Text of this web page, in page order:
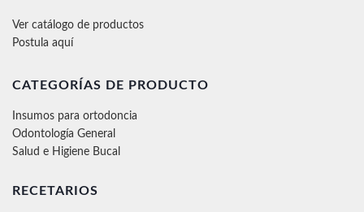
Ver catálogo de productos
Postula aquí
CATEGORÍAS DE PRODUCTO
Insumos para ortodoncia
Odontología General
Salud e Higiene Bucal
RECETARIOS